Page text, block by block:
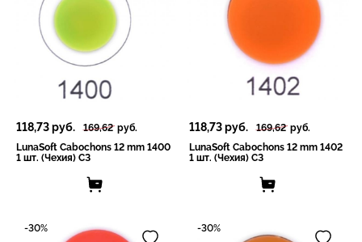
118,73руб. 169,62 руб.
LunaSoft Cabochons 12 mm 1400
1 шт. (Чехия) СЗ
118,73руб. 169,62 руб.
LunaSoft Cabochons 12 mm 1402
1 шт. (Чехия) СЗ
-30% -30%